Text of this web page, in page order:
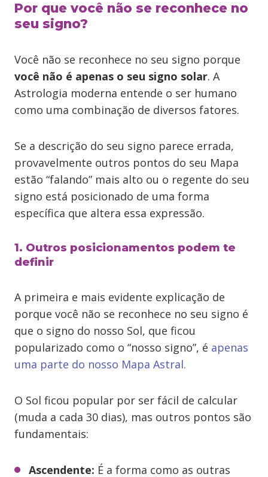
Por que você não se reconhece no
seu signo?
Você não se reconhece no seu signo porque
você não é apenas o seu signo solar. A
Astrologia moderna entende o ser humano
como uma combinação de diversos fatores.
Se a descrição do seu signo parece errada,
provavelmente outros pontos do seu Mapa
estão “falando” mais alto ou o regente do seu
signo está posicionado de uma forma
específica que altera essa expressão.
1. Outros posicionamentos podem te
definir
A primeira e mais evidente explicação de
porque você não se reconhece no seu signo é
que o signo do nosso Sol, que ficou
popularizado como o “nosso signo”, é apenas
uma parte do nosso Mapa Astral.
O Sol ficou popular por ser fácil de calcular
(muda a cada 30 dias), mas outros pontos são
fundamentais:
Ascendente: É a forma como as outras